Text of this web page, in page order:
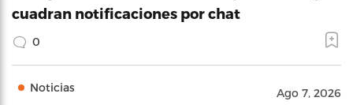
cuadran notificaciones por chat
0
Noticias Ago 7, 2026